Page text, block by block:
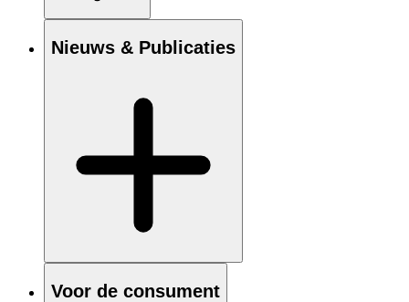
Nieuws & Publicaties
Voor de consument